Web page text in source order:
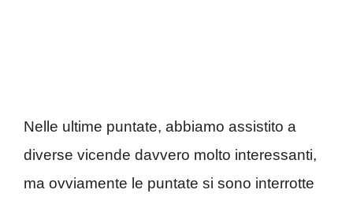
Nelle ultime puntate, abbiamo assistito a
diverse vicende davvero molto interessanti,
ma ovviamente le puntate si sono interrotte